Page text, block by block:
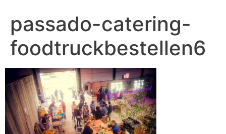
passado-catering-
foodtruckbestellen6